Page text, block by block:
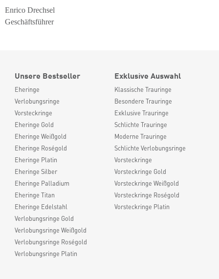
Enrico Drechsel
Geschäftsführer
Unsere Bestseller
Eheringe
Verlobungsringe
Vorsteckringe
Eheringe Gold
Eheringe Weißgold
Eheringe Roségold
Eheringe Platin
Eheringe Silber
Eheringe Palladium
Eheringe Titan
Eheringe Edelstahl
Verlobungsringe Gold
Verlobungsringe Weißgold
Verlobungsringe Roségold
Verlobungsringe Platin
Exklusive Auswahl
Klassische Trauringe
Besondere Trauringe
Exklusive Trauringe
Schlichte Trauringe
Moderne Trauringe
Schlichte Verlobungsringe
Vorsteckringe
Vorsteckringe Gold
Vorsteckringe Weißgold
Vorsteckringe Roségold
Vorsteckringe Platin